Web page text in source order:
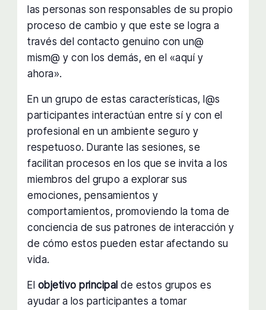
las personas son responsables de su propio
proceso de cambio y que este se logra a
través del contacto genuino con un@
mism@ y con los demás, en el «aquí y
ahora».
En un grupo de estas características, l@s
participantes interactúan entre sí y con el
profesional en un ambiente seguro y
respetuoso. Durante las sesiones, se
facilitan procesos en los que se invita a los
miembros del grupo a explorar sus
emociones, pensamientos y
comportamientos, promoviendo la toma de
conciencia de sus patrones de interacción y
de cómo estos pueden estar afectando su
vida.
El objetivo principal de estos grupos es
ayudar a los participantes a tomar